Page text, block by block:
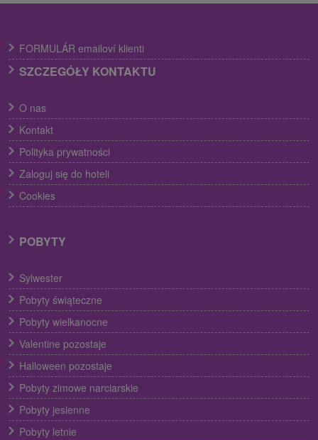
FORMULÁR emailoví klienti
SZCZEGÓŁY KONTAKTU
O nas
Kontakt
Polityka prywatności
Zaloguj się do hoteli
Cookies
POBYTY
Sylwester
Pobyty świąteczne
Pobyty wielkanocne
Valentine pozostaje
Halloween pozostaje
Pobyty zimowe narciarskie
Pobyty jesienne
Pobyty letnie